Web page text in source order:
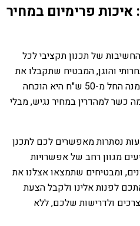
פרימיום במחיר
של תכנון תקציבי לכל
והוגן, המבטיח שתקבלו את
התמורה הטובה ביותר לכספכם. מנה החל מ-50 ש"ח היא הוכחה
כשר למהדרין במחיר נגיש, מבלי
נסתרות מאפשרים לכם לתכנן
מגוון רחב של אפשרויות
ומבטיחים שתמצאו אצלנו את
לפנות אלינו ולקבל הצעת
ולדרישות שלכם, ללא